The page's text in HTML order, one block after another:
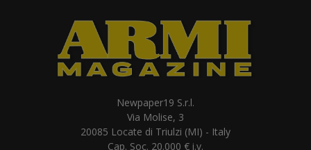
Newpaper19 S.r.l.
Via Molise, 3
20085 Locate di Triulzi (MI) - Italy
Cap. Soc. 20.000 € i.v.